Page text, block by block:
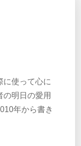
に使って心に
の明日の愛用
年から書き